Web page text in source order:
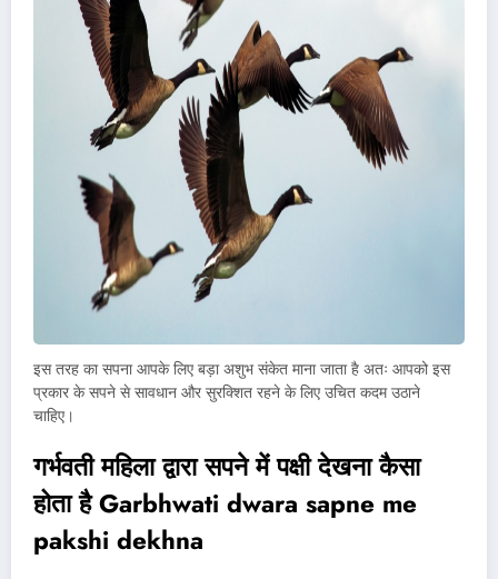
इस तरह का सपना आपके लिए बड़ा अशुभ संकेत माना जाता है अतः आपको इस
प्रकार के सपने से सावधान और सुरक्शित रहने के लिए उचित कदम उठाने
चाहिए।
गर्भवती महिला द्वारा सपने में पक्षी देखना कैसा
होता हैGarbhwati dwara sapne me
pakshi dekhna